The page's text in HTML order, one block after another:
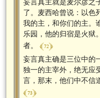
了。麦西哈曾说：以色
我的主，和你们的主。
乐园，他的归宿是火狱
者。 ﴾ 72 ﴿
妄言真主确是三位中的
独一的主宰外，绝无应
言，那末，他们中不信
﴾ 73 ﴿